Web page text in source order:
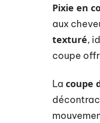
Pixie en
aux
texturé,
coupe
La coupe